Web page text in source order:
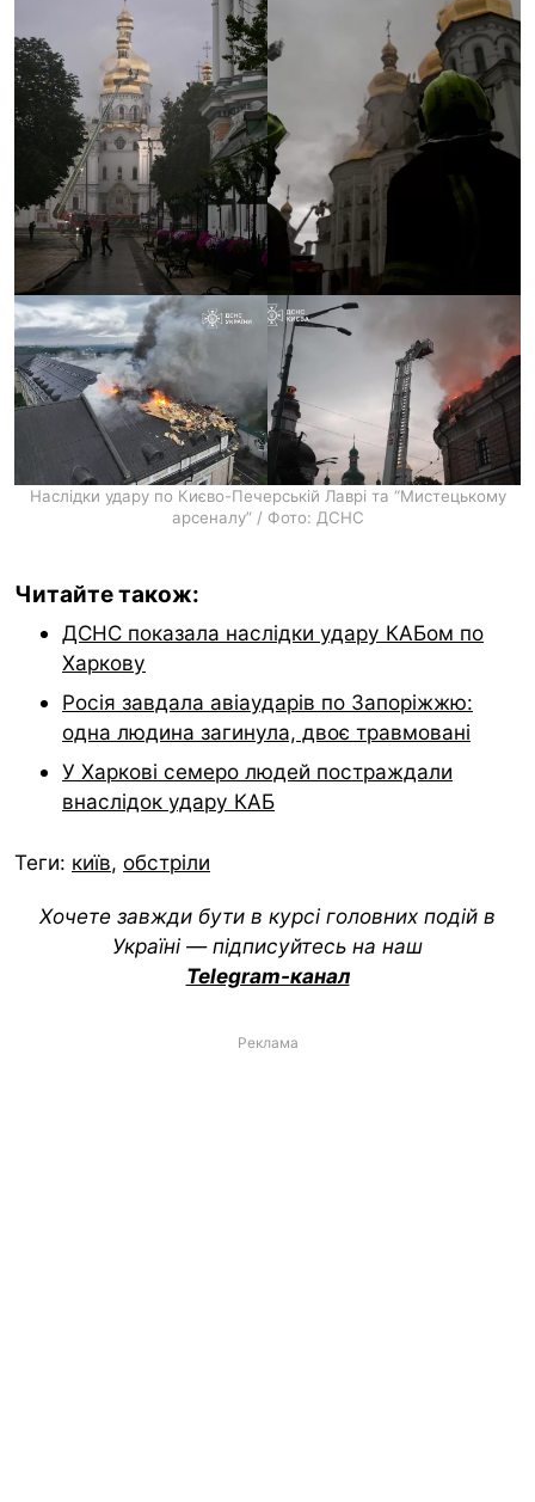
Наслідки удару по Києво-Печерській Лаврі та “Мистецькому
арсеналу” / Фото: ДСНС
Читайте також:
ДСНС показала наслідки удару КАБом по
Харкову
Росія завдала авіаударів по Запоріжжю:
одна людина загинула, двоє травмовані
У Харкові семеро людей постраждали
внаслідок удару КАБ
Теги: київ, обстріли
Хочете завжди бути в курсі головних подій в
Україні — підписуйтесь на наш
Telegram-канал
Реклама